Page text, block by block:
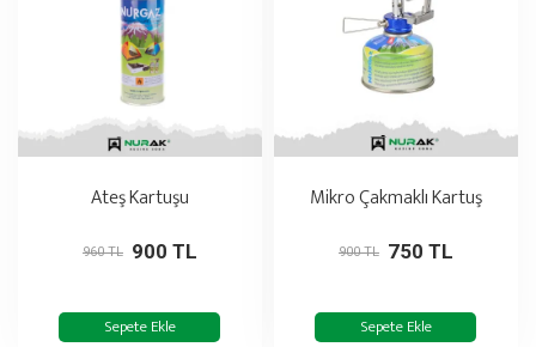
Ateş Kartuşu
900 TL
960 TL
Sepete Ekle
Mikro Çakmaklı Kartuş
750 TL
900 TL
Sepete Ekle